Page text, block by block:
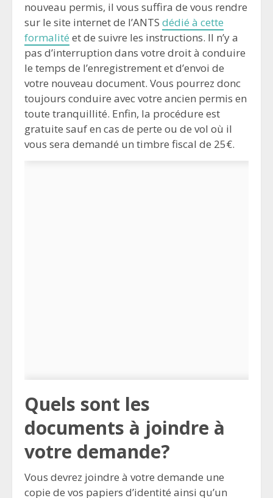
nouveau permis, il vous suffira de vous rendre
sur le site internet de l’ANTS dédié à cette
formalité et de suivre les instructions. Il n’y a
pas d’interruption dans votre droit à conduire
le temps de l’enregistrement et d’envoi de
votre nouveau document. Vous pourrez donc
toujours conduire avec votre ancien permis en
toute tranquillité. Enfin, la procédure est
gratuite sauf en cas de perte ou de vol où il
vous sera demandé un timbre fiscal de 25€.
Quels sont les
documents à joindre à
votre demande?
Vous devrez joindre à votre demande une
copie de vos papiers d’identité ainsi qu’un